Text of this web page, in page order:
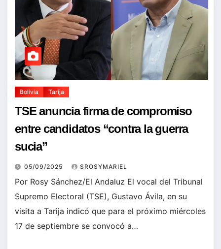
Bolivia Tarija
TSE anuncia firma de compromiso
entre candidatos “contra la guerra
sucia”
05/09/2025 SROSYMARIEL
Por Rosy Sánchez/El Andaluz El vocal del Tribunal
Supremo Electoral (TSE), Gustavo Ávila, en su
visita a Tarija indicó que para el próximo miércoles
17 de septiembre se convocó a…